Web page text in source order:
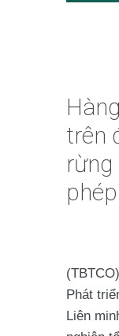
trên
rừng
Phát
Liên